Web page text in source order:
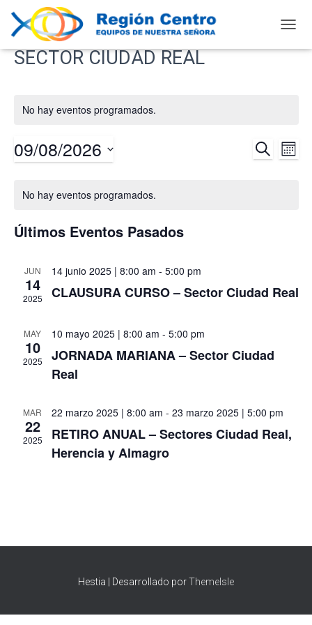
MODO
SECTOR CIUDAD REAL
No hay eventos programados.
BUSCAR
MES
09/08/2026
fecha.
Calendario
de
No hay eventos programados.
Últimos Eventos Pasados
JUN
14
2025
14 junio 2025 | 8:00 am - 5:00 pm
CLAUSURA CURSO – Sector Ciudad Real
MAY
10
2025
10 mayo 2025 | 8:00 am - 5:00 pm
JORNADA MARIANA – Sector Ciudad
Real
MAR
22
2025
22 marzo 2025 | 8:00 am - 23 marzo 2025 | 5:00 pm
RETIRO ANUAL – Sectores Ciudad Real,
Herencia y Almagro
Hestia | Desarrollado porThemeIsle